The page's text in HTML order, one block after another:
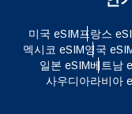
미국 eSIM프랑스
멕시코 eSIM영국
일본 eSIM베트남
사우디아라비아